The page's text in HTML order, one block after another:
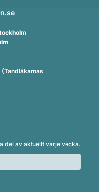
del av aktuellt varje vecka.